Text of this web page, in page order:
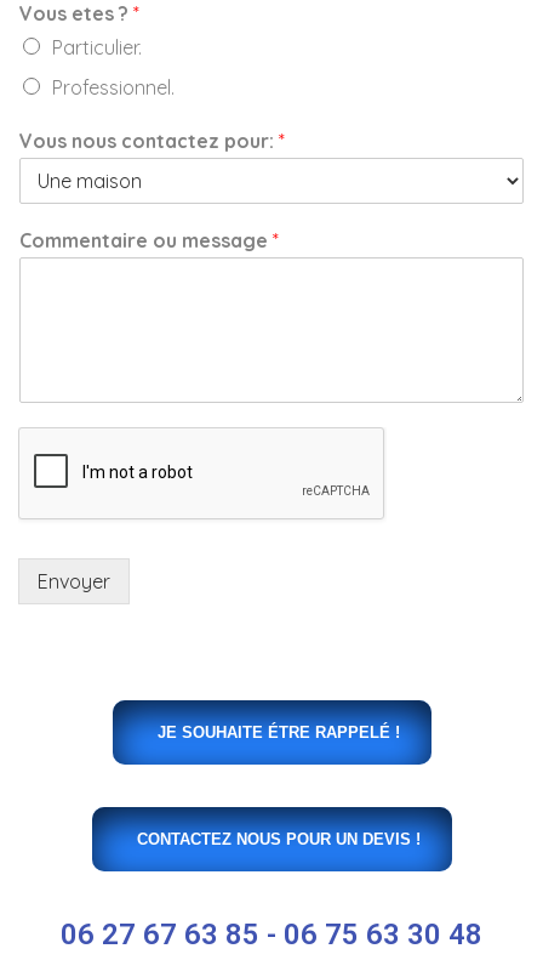
Vous etes ? *
Particulier.
Professionnel.
Vous nous contactez pour: *
Commentaire ou message *
Envoyer
JE SOUHAITE ÉTRE RAPPELÉ !
CONTACTEZ NOUS POUR UN DEVIS !
06 27 67 63 85 - 06 75 63 30 48